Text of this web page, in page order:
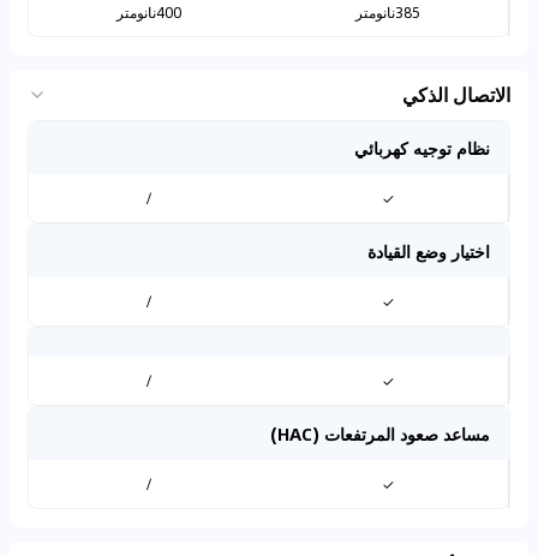
385نانومتر 400نانومتر
الاتصال الذكي
نظام توجيه كهربائي
✓
/
اختيار وضع القيادة
✓
/
✓
/
مساعد صعود المرتفعات (HAC)
✓
/